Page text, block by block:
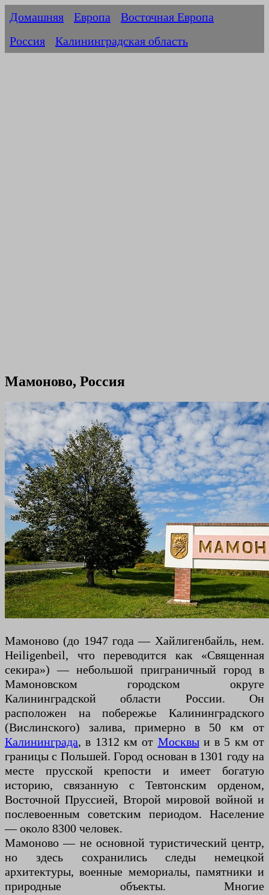
Домашняя Европа
Восточная Европа
Россия
Калининградская область
Мамоново, Россия
Мамоново (до 1947 года — Хайлигенбайль, нем.
Heiligenbeil, что переводится как «Священная
секира») — небольшой приграничный город в
Мамоновском городском округе
Калининградской области России. Он
расположен на побережье Калининградского
(Вислинского) залива, примерно в 50 км от
Калининграда, в 1312 км от Москвыи в 5 км от
границы с Польшей. Город основан в 1301 году на
месте прусской крепости и имеет богатую
историю, связанную с Тевтонским орденом,
Восточной Пруссией, Второй мировой войной и
послевоенным советским периодом. Население
— около 8300 человек.
Мамоново — не основной туристический центр,
но здесь сохранились следы немецкой
архитектуры, военные мемориалы, памятники и
природные объекты. Многие